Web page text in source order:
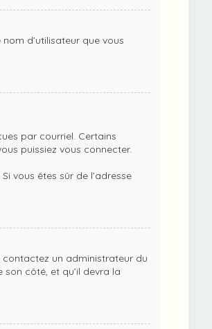
d’utilisateur que vous
par courriel. Certains
puissiez vous connecter.
vous êtes sûr de l’adresse
contactez un administrateur du
côté, et qu’il devra la